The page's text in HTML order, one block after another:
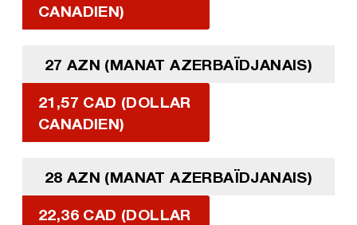
CANADIEN)
27 AZN (MANAT AZERBAÏDJANAIS)
21,57 CAD (DOLLAR
CANADIEN)
28 AZN (MANAT AZERBAÏDJANAIS)
22,36 CAD (DOLLAR